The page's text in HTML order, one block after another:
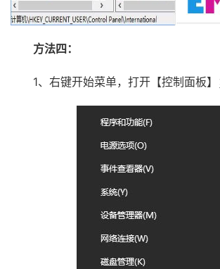
方法四：
1、右键开始菜单，打开【控制面板】